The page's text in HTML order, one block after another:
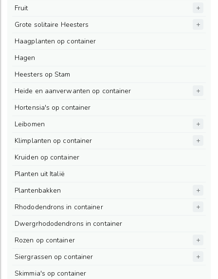
Fruit
Grote solitaire Heesters
Haagplanten op container
Hagen
Heesters op Stam
Heide en aanverwanten op container
Hortensia's op container
Leibomen
Klimplanten op container
Kruiden op container
Planten uit Italië
Plantenbakken
Rhododendrons in container
Dwergrhododendrons in container
Rozen op container
Siergrassen op container
Skimmia's op container